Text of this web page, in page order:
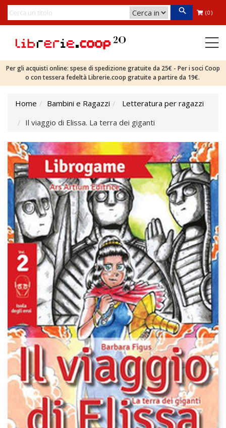
(0)
Per gli acquisti online: spese di spedizione gratuite da 25€ - Per i soci Coop
o con tessera fedeltà Librerie.coop gratuite a partire da 19€.
Home Bambini e Ragazzi
Letteratura per ragazzi
Il viaggio di Elissa. La terra dei giganti